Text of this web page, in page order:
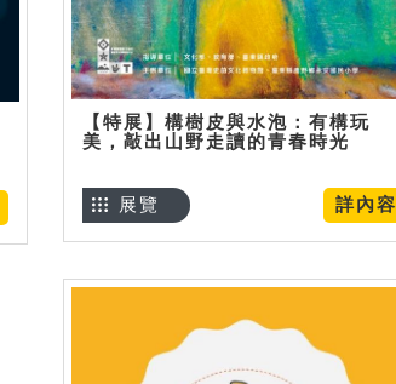
【特展】構樹皮與水泡：有構玩
美，敲出山野走讀的青春時光
詳內容
展覽